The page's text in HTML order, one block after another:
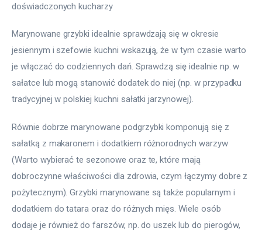
doświadczonych kucharzy
Marynowane grzybki idealnie sprawdzają się w okresie
jesiennym i szefowie kuchni wskazują, że w tym czasie warto
je włączać do codziennych dań. Sprawdzą się idealnie np. w
sałatce lub mogą stanowić dodatek do niej (np. w przypadku
tradycyjnej w polskiej kuchni sałatki jarzynowej).
Równie dobrze marynowane podgrzybki komponują się z
sałatką z makaronem i dodatkiem różnorodnych warzyw
(Warto wybierać te sezonowe oraz te, które mają
dobroczynne właściwości dla zdrowia, czym łączymy dobre z
pożytecznym). Grzybki marynowane są także popularnym i
dodatkiem do tatara oraz do różnych mięs. Wiele osób
dodaje je również do farszów, np. do uszek lub do pierogów,